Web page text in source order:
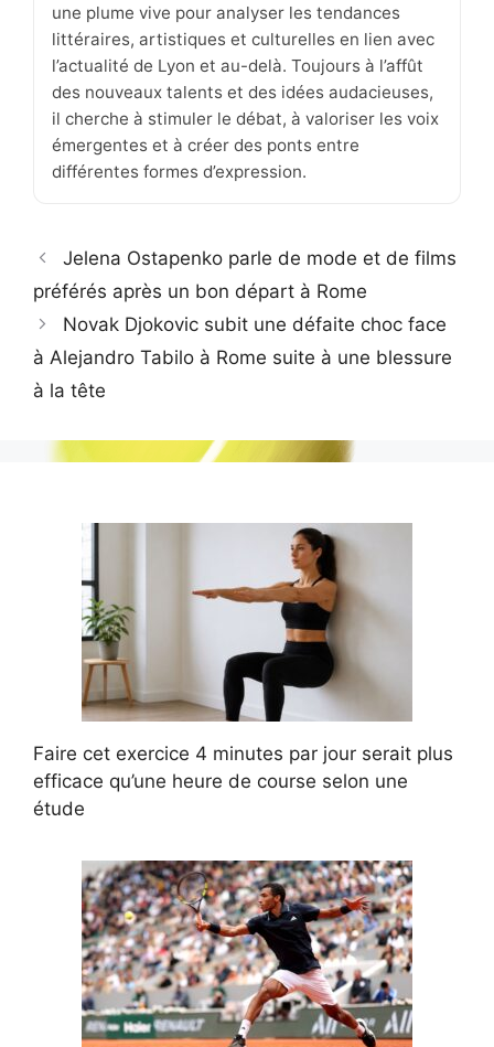
une plume vive pour analyser les tendances
littéraires, artistiques et culturelles en lien avec
l’actualité de Lyon et au-delà. Toujours à l’affût
des nouveaux talents et des idées audacieuses,
il cherche à stimuler le débat, à valoriser les voix
émergentes et à créer des ponts entre
différentes formes d’expression.
Jelena Ostapenko parle de mode et de films
préférés après un bon départ à Rome
Novak Djokovic subit une défaite choc face
à Alejandro Tabilo à Rome suite à une blessure
à la tête
Faire cet exercice 4 minutes par jour serait plus
efficace qu’une heure de course selon une
étude